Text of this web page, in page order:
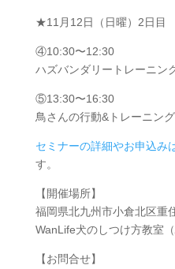
★11月12日（日曜）2日目
④10:30〜12:30
ハズバンダリートレーニン
⑤13:30〜16:30
鳥さんの行動&トレーニン
セミナーの詳細やお申込み
す。
【開催場所】
福岡県北九州市小倉北区重
WanLife犬のしつけ方教室（
【お問合せ】